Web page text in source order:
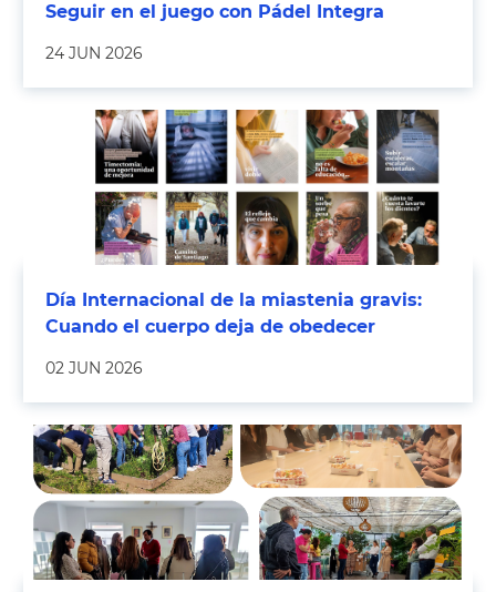
Seguir en el juego con Pádel Integra
24 JUN 2026
Día Internacional de la miastenia gravis:
Cuando el cuerpo deja de obedecer
02 JUN 2026